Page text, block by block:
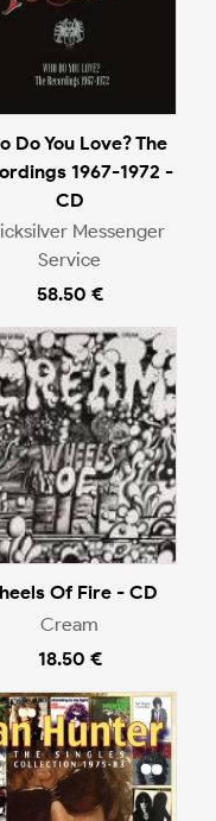
Do You Love? The
1967-1972 -
CD
Messenger
Service
58.50 €
Of Fire - CD
Cream
18.50 €